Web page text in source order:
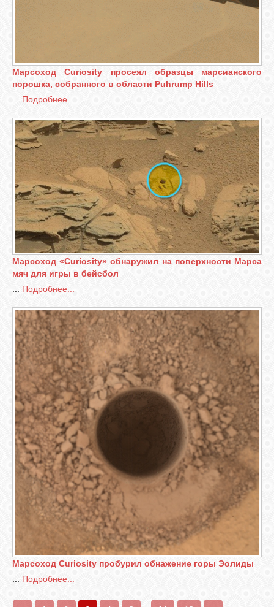
Марсоход Curiosity просеял образцы марсианского
порошка, собранного в области Puhrump Hills
... Подробнее...
Марсоход «Curiosity» обнаружил на поверхности Марса
мяч для игры в бейсбол
Подробнее...
Марсоход Curiosity пробурил обнажение горы Эолиды
Подробнее...